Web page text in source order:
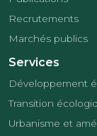
Recrutements
Marchés publics
Services
Développement
Transition
Urbanisme et